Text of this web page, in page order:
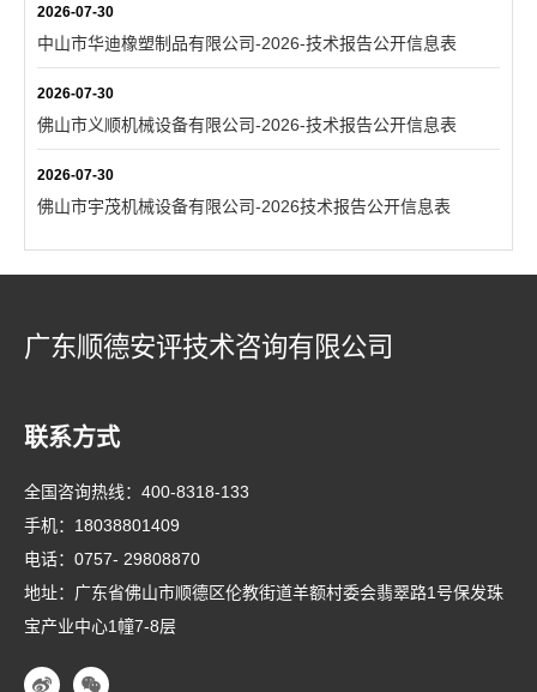
2026-07-30
中山市华迪橡塑制品有限公司-2026-技术报告公开信息表
2026-07-30
佛山市义顺机械设备有限公司-2026-技术报告公开信息表
2026-07-30
佛山市宇茂机械设备有限公司-2026技术报告公开信息表
广东顺德安评技术咨询有限公司
联系方式
全国咨询热线： 400-8318-133
手机： 18038801409
电话： 0757- 29808870
地址：广东省佛山市顺德区伦教街道羊额村委会翡翠路1号保发珠
宝产业中心1幢7-8层